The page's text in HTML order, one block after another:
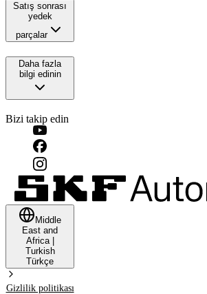
Satış sonrası
yedek
parçalar
Daha fazla
bilgi edinin
Bizi takip edin
Middle
East and
Africa|
Turkish
Türkçe
Gizlilik politikası